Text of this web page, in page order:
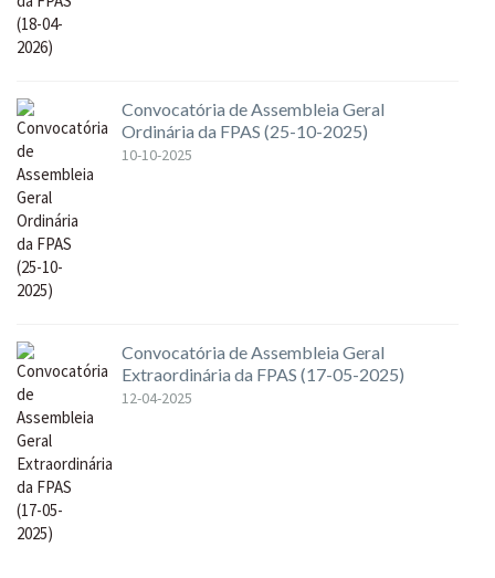
Convocatória de Assembleia Geral
Ordinária da FPAS (25-10-2025)
10-10-2025
Convocatória de Assembleia Geral
Extraordinária da FPAS (17-05-2025)
12-04-2025